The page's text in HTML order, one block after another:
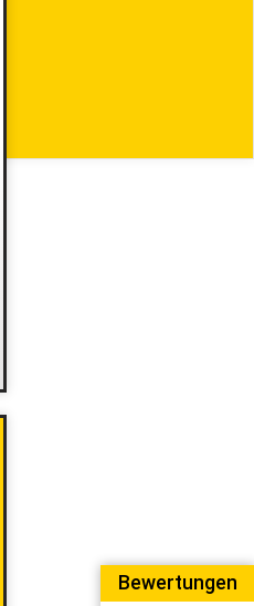
Bewertungen